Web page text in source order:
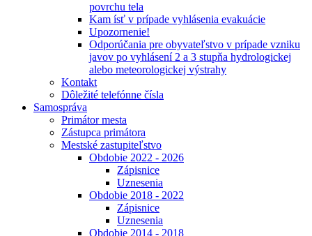
povrchu tela
Kam ísť v prípade vyhlásenia evakuácie
Upozornenie!
Odporúčania pre obyvateľstvo v prípade vzniku
javov po vyhlásení 2 a 3 stupňa hydrologickej
alebo meteorologickej výstrahy
Kontakt
Dôležité telefónne čísla
Samospráva
Primátor mesta
Zástupca primátora
Mestské zastupiteľstvo
Obdobie 2022 - 2026
Zápisnice
Uznesenia
Obdobie 2018 - 2022
Zápisnice
Uznesenia
Obdobie 2014 - 2018